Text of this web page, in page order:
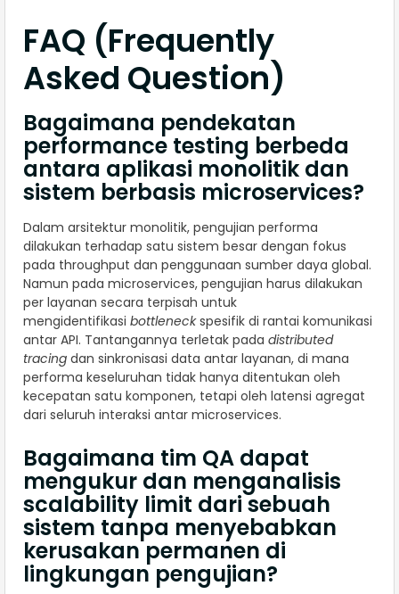
FAQ (Frequently
Asked Question)
Bagaimana pendekatan
performance testing berbeda
antara aplikasi monolitik dan
sistem berbasis microservices?
Dalam arsitektur monolitik, pengujian performa
dilakukan terhadap satu sistem besar dengan fokus
pada throughput dan penggunaan sumber daya global.
Namun pada microservices, pengujian harus dilakukan
per layanan secara terpisah untuk
mengidentifikasi bottleneckspesifik di rantai komunikasi
antar API. Tantangannya terletak pada distributed
tracing dan sinkronisasi data antar layanan, di mana
performa keseluruhan tidak hanya ditentukan oleh
kecepatan satu komponen, tetapi oleh latensi agregat
dari seluruh interaksi antar microservices.
Bagaimana tim QA dapat
mengukur dan menganalisis
scalability limit dari sebuah
sistem tanpa menyebabkan
kerusakan permanen di
lingkungan pengujian?